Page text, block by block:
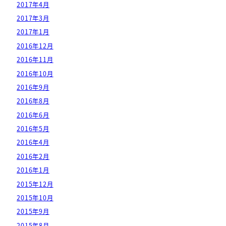
2017年4月
2017年3月
2017年1月
2016年12月
2016年11月
2016年10月
2016年9月
2016年8月
2016年6月
2016年5月
2016年4月
2016年2月
2016年1月
2015年12月
2015年10月
2015年9月